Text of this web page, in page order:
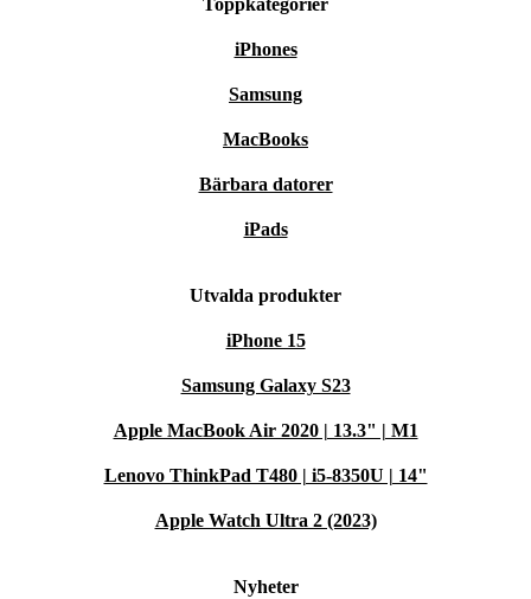
Toppkategorier
iPhones
Samsung
MacBooks
Bärbara datorer
iPads
Utvalda produkter
iPhone 15
Samsung Galaxy S23
Apple MacBook Air 2020 | 13.3" | M1
Lenovo ThinkPad T480 | i5-8350U | 14"
Apple Watch Ultra 2 (2023)
Nyheter